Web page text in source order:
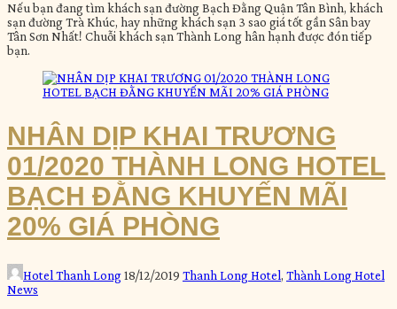
Nếu bạn đang tìm khách sạn đường Bạch Đằng Quận Tân Bình, khách
sạn đường Trà Khúc, hay những khách sạn 3 sao giá tốt gần Sân bay
Tân Sơn Nhất! Chuỗi khách sạn Thành Long hân hạnh được đón tiếp
bạn.
NHÂN DỊP KHAI TRƯƠNG
01/2020 THÀNH LONG HOTEL
BẠCH ĐẰNG KHUYẾN MÃI
20% GIÁ PHÒNG
Hotel Thanh Long18/12/2019 Thanh Long Hotel, Thành Long Hotel
News